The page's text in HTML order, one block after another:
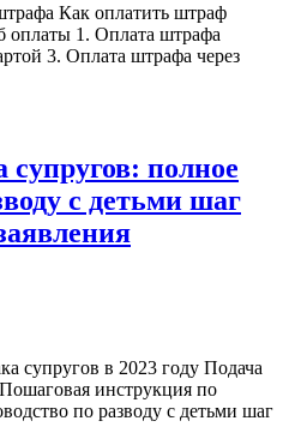
Как оплатить штраф
оплаты 1. Оплата штрафа
3. Оплата штрафа через
супругов: полное
с детьми шаг
супругов в 2023 году Подача
инструкция по
по разводу с детьми шаг